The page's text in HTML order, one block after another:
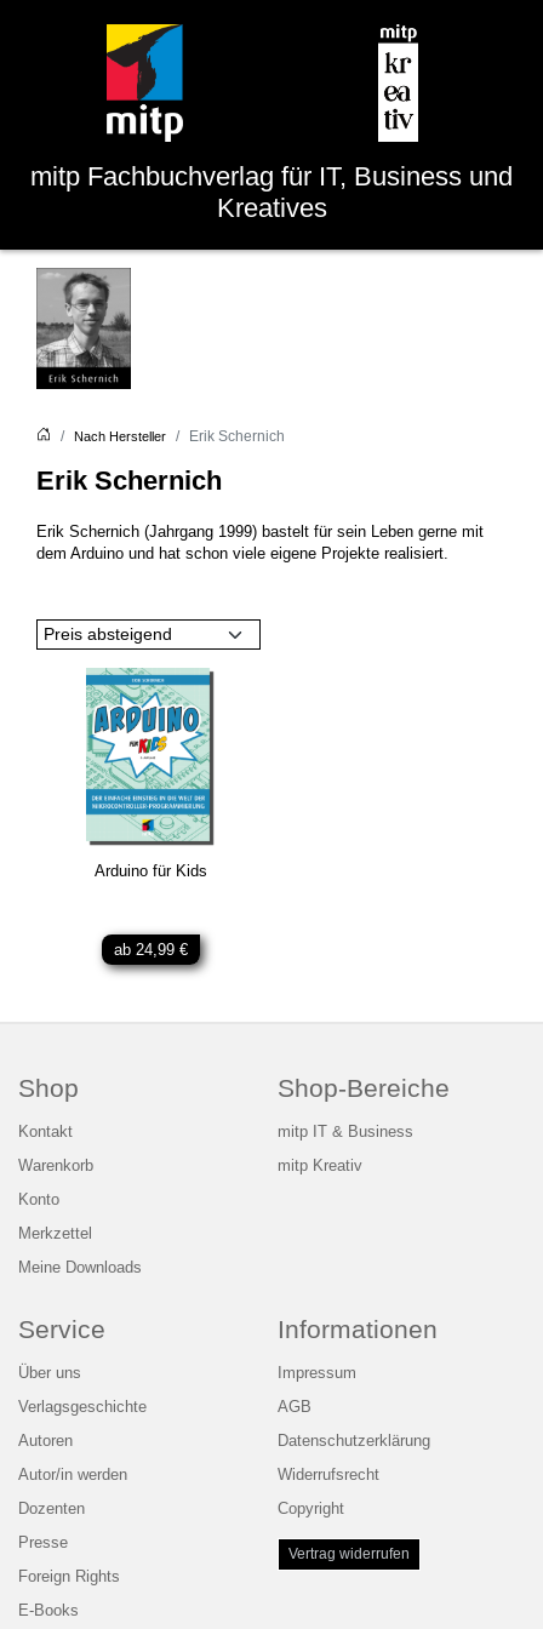
mitp Fachbuchverlag für IT, Business und
Kreatives
Nach Hersteller Erik Schernich
Erik Schernich
Erik Schernich (Jahrgang 1999) bastelt für sein Leben gerne mit
dem Arduino und hat schon viele eigene Projekte realisiert.
Preis absteigend
Arduino für Kids
ab 24,99 €
Shop
Kontakt
Warenkorb
Konto
Merkzettel
Meine Downloads
Shop-Bereiche
mitp IT & Business
mitp Kreativ
Service
Über uns
Verlagsgeschichte
Autoren
Autor/in werden
Dozenten
Presse
Foreign Rights
E-Books
Informationen
Impressum
AGB
Datenschutzerklärung
Widerrufsrecht
Copyright
Vertrag widerrufen